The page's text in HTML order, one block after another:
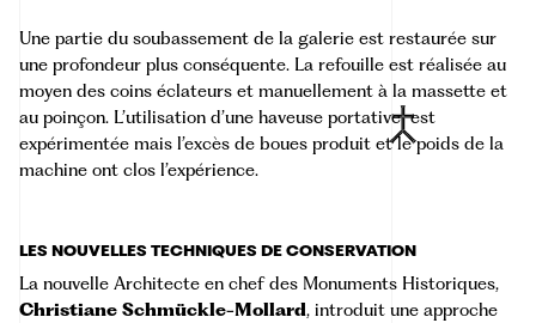
Une partie du soubassement de la galerie est restaurée sur
une profondeur plus conséquente. La refouille est réalisée au
moyen des coins éclateurs et manuellement à la massette et
au poinçon. L’utilisation d’une haveuse portative est
expérimentée mais l’excès de boues produit et le poids de la
machine ont clos l’expérience.
LES NOUVELLES TECHNIQUES DE CONSERVATION
La nouvelle Architecte en chef des Monuments Historiques,
Christiane Schmückle-Mollard, introduit une approche